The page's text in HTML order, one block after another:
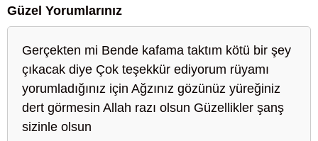
Güzel Yorumlarınız
Gerçekten mi Bende kafama taktım kötü bir şey
çıkacak diye Çok teşekkür ediyorum rüyamı
yorumladığınız için Ağzınız gözünüz yüreğiniz
dert görmesin Allah razı olsun Güzellikler şanş
sizinle olsun